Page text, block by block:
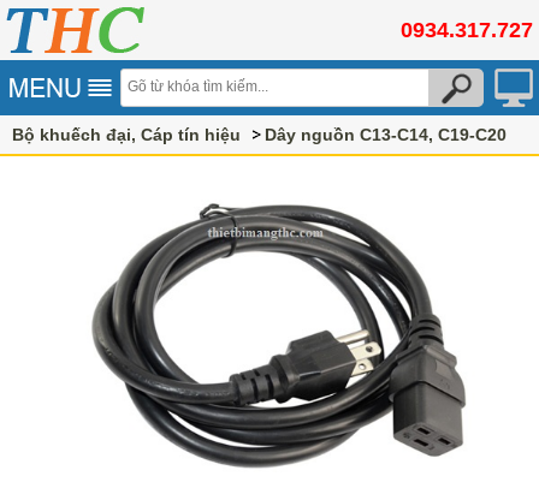
0934.317.727
Bộ khuếch đại, Cáp tín hiệu Dây nguồn C13-C14, C19-C20